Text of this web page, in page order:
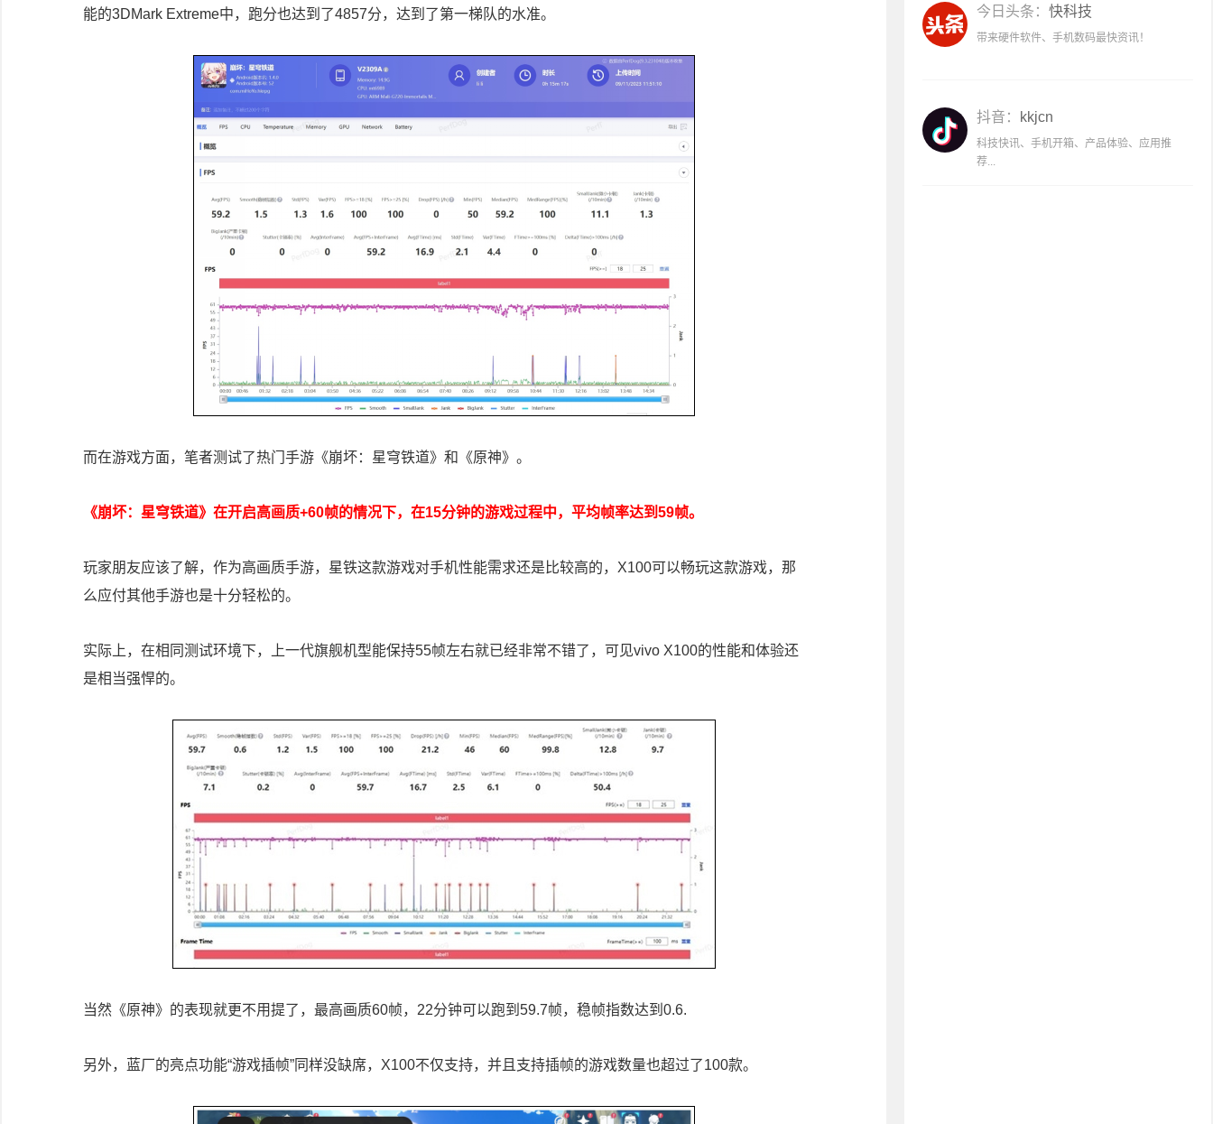
能的3DMark Extreme中，跑分也达到了4857分，达到了第一梯队的水准。
而在游戏方面，笔者测试了热门手游《崩坏：星穹铁道》和《原神》。
《崩坏：星穹铁道》在开启高画质+60帧的情况下，在15分钟的游戏过程中，平均帧率达到59帧。
玩家朋友应该了解，作为高画质手游，星铁这款游戏对手机性能需求还是比较高的，X100可以畅玩这款游戏，那
么应付其他手游也是十分轻松的。
实际上，在相同测试环境下，上一代旗舰机型能保持55帧左右就已经非常不错了，可见vivo X100的性能和体验还
是相当强悍的。
当然《原神》的表现就更不用提了，最高画质60帧，22分钟可以跑到59.7帧，稳帧指数达到0.6.
另外，蓝厂的亮点功能“游戏插帧”同样没缺席，X100不仅支持，并且支持插帧的游戏数量也超过了100款。
今日头条： 快科技
带来硬件软件、手机数码最快资讯！
抖音： kkjcn
科技快讯、手机开箱、产品体验、应用推
荐...